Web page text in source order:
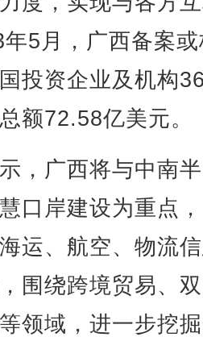
5月，广西备案
投资企业及机构
额72.58亿美元。
广西将与中南
口岸建设为重点
运、航空、物流
围绕跨境贸易、
领域，进一步挖